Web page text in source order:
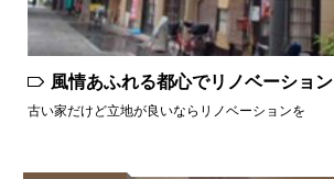
風情あふれる都心でリノベーション
古い家だけど立地が良いならリノベーションを